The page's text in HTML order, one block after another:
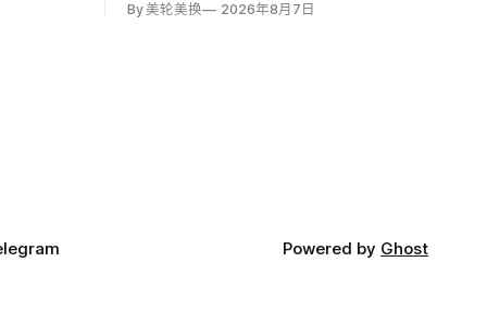
定保守派要求他趁共和党掌控参议院时退
By 美轮美换 2026年8月7日
Powered by Ghost